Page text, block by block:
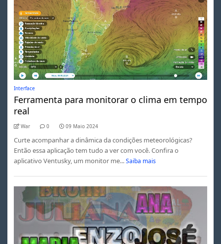
Interface
Ferramenta para monitorar o clima em tempo
real
War 0 09 Maio 2024
Curte acompanhar a dinâmica da condições meteorológicas?
Então essa aplicação tem tudo a ver com você. Confira o
aplicativo Ventusky, um monitor me... Saiba mais